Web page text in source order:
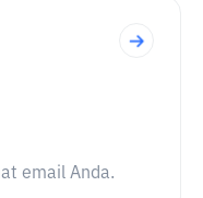
email Anda.